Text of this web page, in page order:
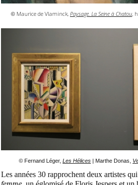
© Maurice de Vlaminck, Paysage. La Seine à Chatou,
© Fernand Léger, Les Hélices | Marthe Donas,
Les années 30 rapprochent deux artistes